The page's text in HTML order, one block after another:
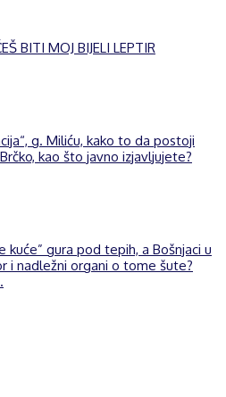
BITI MOJ BIJELI LEPTIR
g. Miliću, kako to da postoji
kao što javno izjavljujete?
kuće” gura pod tepih, a Bošnjaci u
i nadležni organi o tome šute?